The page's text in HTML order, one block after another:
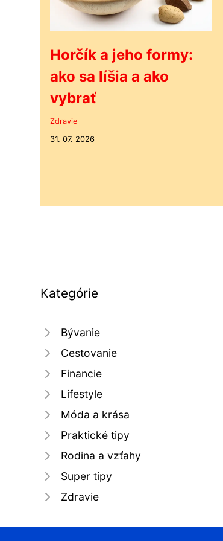
Horčík a jeho formy:
ako sa líšia a ako
vybrať
Zdravie
31. 07. 2026
Kategórie
Bývanie
Cestovanie
Financie
Lifestyle
Móda a krása
Praktické tipy
Rodina a vzťahy
Super tipy
Zdravie